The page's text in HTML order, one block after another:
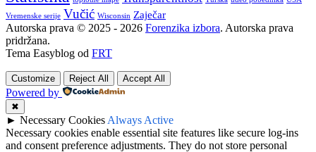
Vremenske serije Vučić Wisconsin Zaječar
Autorska prava © 2025 - 2026 Forenzika izbora. Autorska prava
pridržana.
Tema Easyblog od FRT
Customize Reject All Accept All
Powered by
✖
► Necessary Cookies Always Active
Necessary cookies enable essential site features like secure log-ins
and consent preference adjustments. They do not store personal